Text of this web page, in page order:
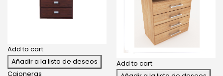
Add to cart
Añadir a la lista de deseos
Cajoneras
Add to cart